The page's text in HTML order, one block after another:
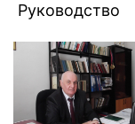
Руководство